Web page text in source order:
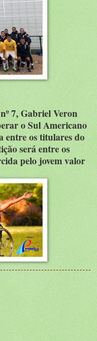
7, Gabriel Veron
o Sul Americano
entre os titulares do
será entre os
pelo jovem valor